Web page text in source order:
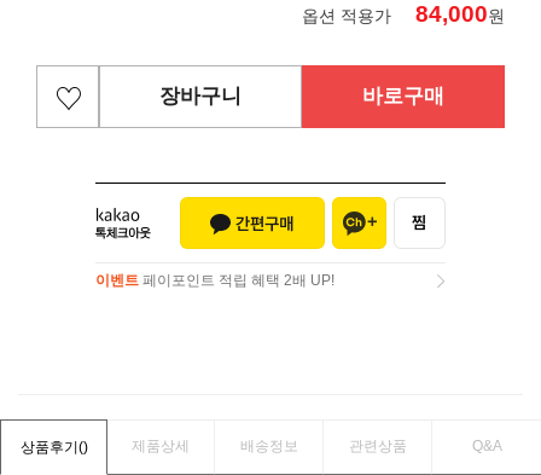
옵션 적용가 84,000원
장바구니 바로구매
이벤트 페이포인트 적립 혜택 2배 UP!
상품후기() 제품상세 배송정보 관련상품 Q&A